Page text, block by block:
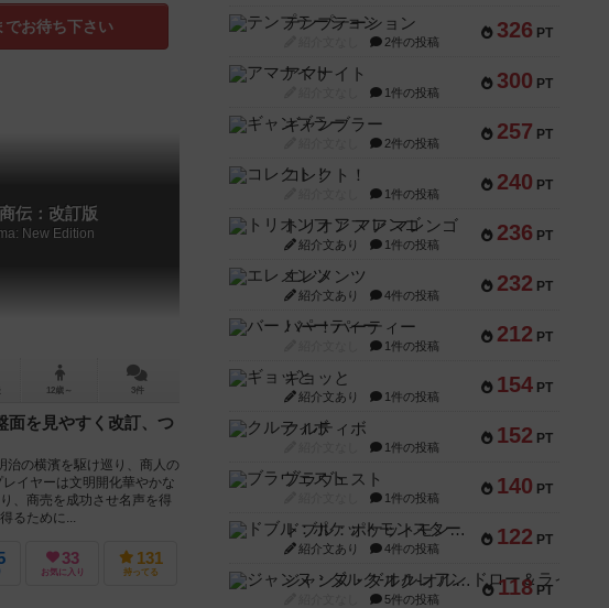
でお待ち下さい
伝：改訂版
New Edition
12歳～ 3件
面を見やすく改訂、つ
治の横濱を駆け巡り、商人の
イヤーは文明開化華やかな
、商売を成功させ名声を得
るために...
33
お気に入り
131
持ってる
326 PT
テンプテーション
2件の投稿
300 PT
アマナイト
1件の投稿
257 PT
ギャンブラー
2件の投稿
240 PT
コレクト！
1件の投稿
236 PT
トリオンフ ア マレンゴ
紹介文あり 1件の投稿
232 PT
エレメンツ
紹介文あり 4件の投稿
212 PT
バー！パーティー
1件の投稿
154 PT
ギョッと
紹介文あり 1件の投稿
152 PT
クルティボ
1件の投稿
140 PT
ブラヴェスト
1件の投稿
122 PT
ドブル：ポケットモンスター
紹介文あり 4件の投稿
118 PT
ジャンヌ・ダルク-オルレアン ドロー＆ライト
5件の投稿